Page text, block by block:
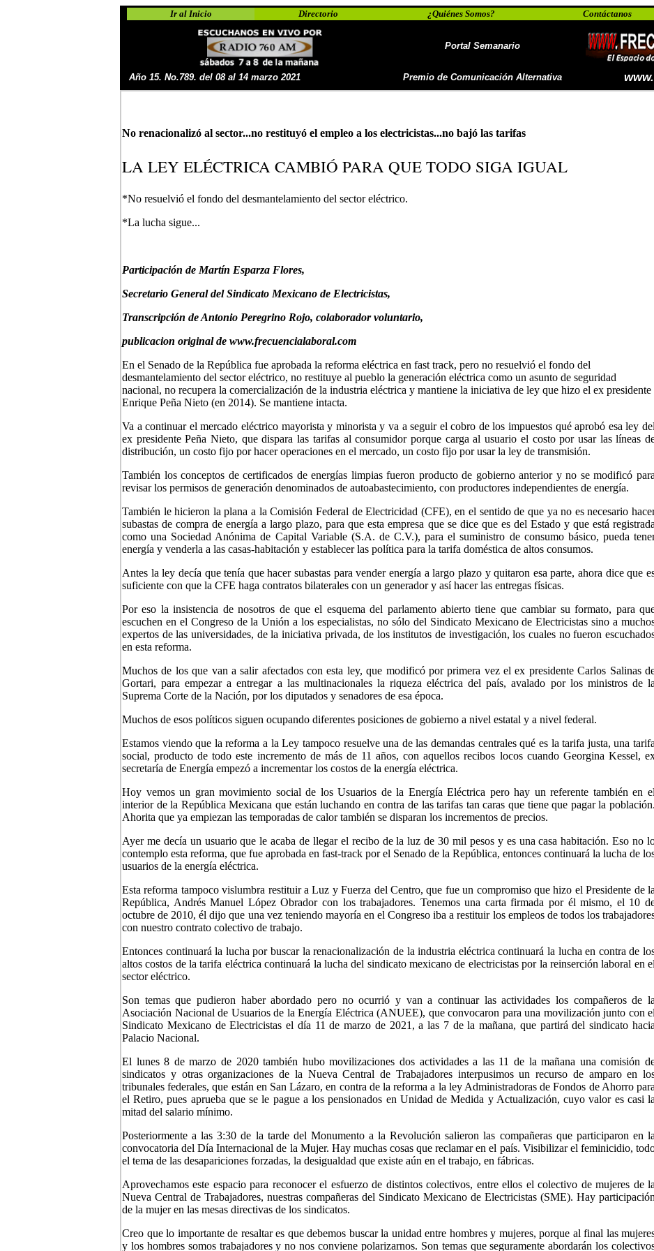
Ir al Inicio Directorio ¿Quiénes Somos? Contáctanos
Portal Semanario
Año 15. No.789. del 08 al 14 marzo 2021 Premio de Comunicación Alternativa
No renacionalizó al sector...no restituyó el empleo a los electricistas...no bajó las tarifas
LA LEY ELÉCTRICA CAMBIÓ PARA QUE TODO SIGA IGUAL
*No resuelvió el fondo del desmantelamiento del sector eléctrico.
*La lucha sigue...
Participación de Martín Esparza Flores,
Secretario General del Sindicato Mexicano de Electricistas,
Transcripción de Antonio Peregrino Rojo, colaborador voluntario,
publicacion original de www.frecuencialaboral.com
En el Senado de la República fue aprobada la reforma eléctrica en fast track, pero no resuelvió el fondo del
desmantelamiento del sector eléctrico, no restituye al pueblo la generación eléctrica como un asunto de seguridad
nacional, no recupera la comercialización de la industria eléctrica y mantiene la iniciativa de ley que hizo el ex presidente
Enrique Peña Nieto (en 2014). Se mantiene intacta.
Va a continuar el mercado eléctrico mayorista y minorista y va a seguir el cobro de los impuestos qué aprobó esa ley del
ex presidente Peña Nieto, que dispara las tarifas al consumidor porque carga al usuario el costo por usar las líneas
distribución, un costo fijo por hacer operaciones en el mercado, un costo fijo por usar la ley de transmisión.
También los conceptos de certificados de energías limpias fueron producto de gobierno anterior y no se modificó para
revisar los permisos de generación denominados de autoabastecimiento, con productores independientes de energía.
También le hicieron la plana a la Comisión Federal de Electricidad (CFE), en el sentido de que ya no es necesario
subastas de compra de energía a largo plazo, para que esta empresa que se dice que es del Estado y que está registrada
como una Sociedad Anónima de Capital Variable (S.A. de C.V.), para el suministro de consumo básico, pueda
energía y venderla a las casas-habitación y establecer las política para la tarifa doméstica de altos consumos.
Antes la ley decía que tenía que hacer subastas para vender energía a largo plazo y quitaron esa parte, ahora dice que
suficiente con que la CFE haga contratos bilaterales con un generador y así hacer las entregas físicas.
Por eso la insistencia de nosotros de que el esquema del parlamento abierto tiene que cambiar su formato, para
escuchen en el Congreso de la Unión a los especialistas, no sólo del Sindicato Mexicano de Electricistas sino a
expertos de las universidades, de la iniciativa privada, de los institutos de investigación, los cuales no fueron
en esta reforma.
Muchos de los que van a salir afectados con esta ley, que modificó por primera vez el ex presidente Carlos Salinas
Gortari, para empezar a entregar a las multinacionales la riqueza eléctrica del país, avalado por los ministros de la
Suprema Corte de la Nación, por los diputados y senadores de esa época.
Muchos de esos políticos siguen ocupando diferentes posiciones de gobierno a nivel estatal y a nivel federal.
Estamos viendo que la reforma a la Ley tampoco resuelve una de las demandas centrales qué es la tarifa justa, una tarifa
social, producto de todo este incremento de más de 11 años, con aquellos recibos locos cuando Georgina Kessel,
secretaría de Energía empezó a incrementar los costos de la energía eléctrica.
Hoy vemos un gran movimiento social de los Usuarios de la Energía Eléctrica pero hay un referente también en el
interior de la República Mexicana que están luchando en contra de las tarifas tan caras que tiene que pagar la población.
Ahorita que ya empiezan las temporadas de calor también se disparan los incrementos de precios.
Ayer me decía un usuario que le acaba de llegar el recibo de la luz de 30 mil pesos y es una casa habitación. Eso no
contemplo esta reforma, que fue aprobada en fast-track por el Senado de la República, entonces continuará la lucha de
usuarios de la energía eléctrica.
Esta reforma tampoco vislumbra restituir a Luz y Fuerza del Centro, que fue un compromiso que hizo el Presidente de la
República, Andrés Manuel López Obrador con los trabajadores. Tenemos una carta firmada por él mismo, el 10
octubre de 2010, él dijo que una vez teniendo mayoría en el Congreso iba a restituir los empleos de todos los
con nuestro contrato colectivo de trabajo.
Entonces continuará la lucha por buscar la renacionalización de la industria eléctrica continuará la lucha en contra de
altos costos de la tarifa eléctrica continuará la lucha del sindicato mexicano de electricistas por la reinserción laboral en el
sector eléctrico.
Son temas que pudieron haber abordado pero no ocurrió y van a continuar las actividades los compañeros de la
Asociación Nacional de Usuarios de la Energía Eléctrica (ANUEE), que convocaron para una movilización junto con el
Sindicato Mexicano de Electricistas el día 11 de marzo de 2021, a las 7 de la mañana, que partirá del sindicato hacia
Palacio Nacional.
El lunes 8 de marzo de 2020 también hubo movilizaciones dos actividades a las 11 de la mañana una comisión
sindicatos y otras organizaciones de la Nueva Central de Trabajadores interpusimos un recurso de amparo en
tribunales federales, que están en San Lázaro, en contra de la reforma a la ley Administradoras de Fondos de Ahorro para
el Retiro, pues aprueba que se le pague a los pensionados en Unidad de Medida y Actualización, cuyo valor es casi la
mitad del salario mínimo.
Posteriormente a las 3:30 de la tarde del Monumento a la Revolución salieron las compañeras que participaron en la
convocatoria del Día Internacional de la Mujer. Hay muchas cosas que reclamar en el país. Visibilizar el feminicidio,
el tema de las desapariciones forzadas, la desigualdad que existe aún en el trabajo, en fábricas.
Aprovechamos este espacio para reconocer el esfuerzo de distintos colectivos, entre ellos el colectivo de mujeres de la
Nueva Central de Trabajadores, nuestras compañeras del Sindicato Mexicano de Electricistas (SME). Hay participación
de la mujer en las mesas directivas de los sindicatos.
Creo que lo importante de resaltar es que debemos buscar la unidad entre hombres y mujeres, porque al final las
y los hombres somos trabajadores y no nos conviene polarizarnos. Son temas que seguramente abordarán los